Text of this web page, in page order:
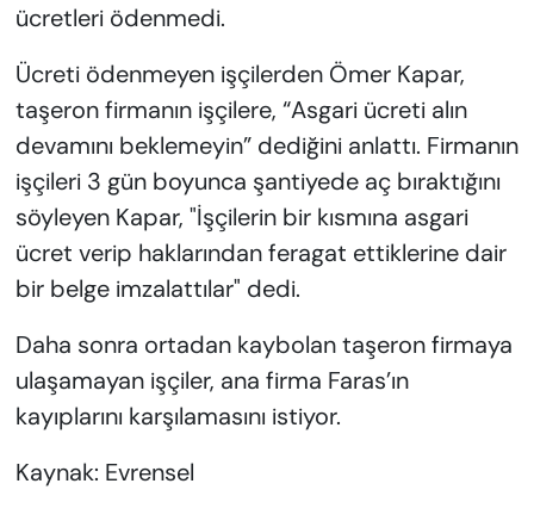
ücretleri ödenmedi.
Ücreti ödenmeyen işçilerden Ömer Kapar,
taşeron firmanın işçilere, “Asgari ücreti alın
devamını beklemeyin” dediğini anlattı. Firmanın
işçileri 3 gün boyunca şantiyede aç bıraktığını
söyleyen Kapar, "İşçilerin bir kısmına asgari
ücret verip haklarından feragat ettiklerine dair
bir belge imzalattılar" dedi.
Daha sonra ortadan kaybolan taşeron firmaya
ulaşamayan işçiler, ana firma Faras’ın
kayıplarını karşılamasını istiyor.
Kaynak: Evrensel
YAZAR KÖŞESİ
SİYASET
VAN VE DİYARBAKIR HABERLERİ